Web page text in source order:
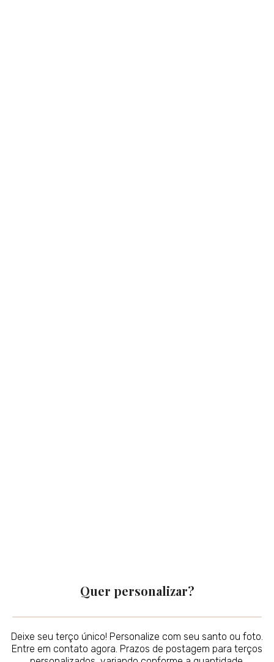
Quer personalizar?
Deixe seu terço único! Personalize com seu santo ou foto.
Entre em contato agora. Prazos de postagem para terços